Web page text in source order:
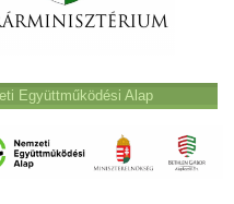
Együttműködési Alap